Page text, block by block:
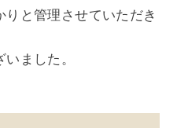
と管理させていただき
ました。